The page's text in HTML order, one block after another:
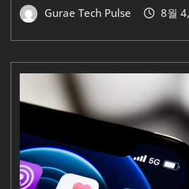
Gurae Tech Pulse 8월